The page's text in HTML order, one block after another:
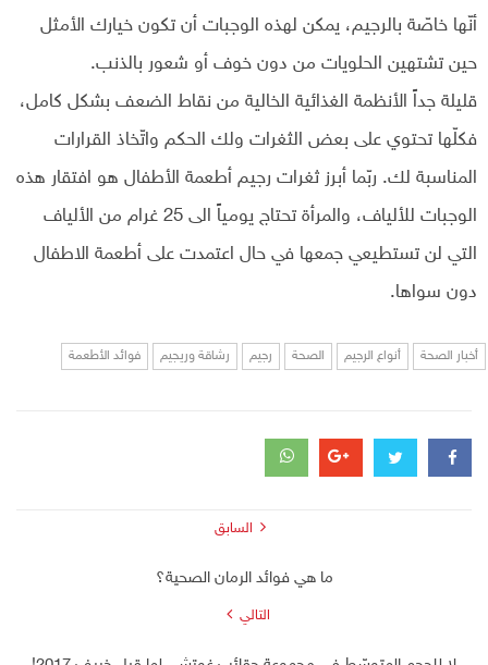
أنّها خاصّة بالرجيم، يمكن لهذه الوجبات أن تكون خيارك الأمثل
حين تشتهين الحلويات من دون خوف أو شعور بالذنب.
قليلة جداً الأنظمة الغذائية الخالية من نقاط الضعف بشكل كامل،
فكلّها تحتوي على بعض الثغرات ولك الحكم واتّخاذ القرارات
المناسبة لك. ربّما أبرز ثغرات رجيم أطعمة الأطفال هو افتقار هذه
الوجبات للألياف، والمرأة تحتاج يومياً الى 25 غرام من الألياف
التي لن تستطيعي جمعها في حال اعتمدت على أطعمة الاطفال
دون سواها.
أخبار الصحة أنواع الرجيم الصحة رجيم رشاقة وريجيم فوائد الأطعمة
السابق
ما هي فوائد الرمان الصحية؟
التالي